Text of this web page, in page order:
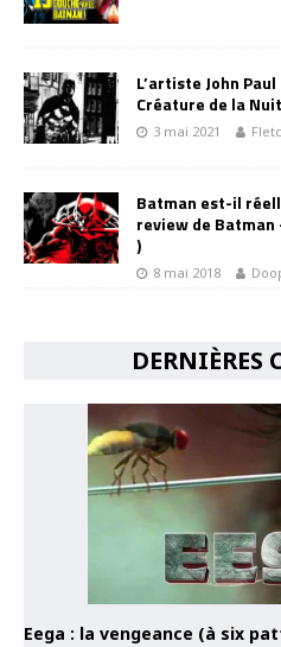
L’artiste John
Créature de la
3 mai 2021
Batman est-il
review de
)
8 mai 2018
DERNIÈRES
Eega : la vengeance (à six